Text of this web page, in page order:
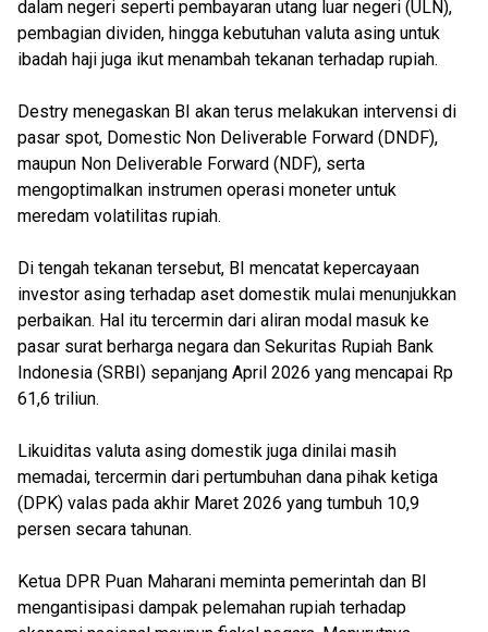
dalam negeri seperti pembayaran utang luar negeri (ULN),
pembagian dividen, hingga kebutuhan valuta asing untuk
ibadah haji juga ikut menambah tekanan terhadap rupiah.
Destry menegaskan BI akan terus melakukan intervensi di
pasar spot, Domestic Non Deliverable Forward (DNDF),
maupun Non Deliverable Forward (NDF), serta
mengoptimalkan instrumen operasi moneter untuk
meredam volatilitas rupiah.
Di tengah tekanan tersebut, BI mencatat kepercayaan
investor asing terhadap aset domestik mulai menunjukkan
perbaikan. Hal itu tercermin dari aliran modal masuk ke
pasar surat berharga negara dan Sekuritas Rupiah Bank
Indonesia (SRBI) sepanjang April 2026 yang mencapai Rp
61,6 triliun.
Likuiditas valuta asing domestik juga dinilai masih
memadai, tercermin dari pertumbuhan dana pihak ketiga
(DPK) valas pada akhir Maret 2026 yang tumbuh 10,9
persen secara tahunan.
Ketua DPR Puan Maharani meminta pemerintah dan BI
mengantisipasi dampak pelemahan rupiah terhadap